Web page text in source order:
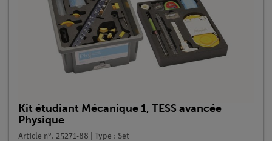
Kit étudiant Mécanique 1, TESS avancée
Physique
Article n°. 25271-88 | Type : Set